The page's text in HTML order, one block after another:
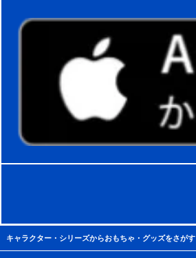
キャラクター・シリーズからおもちゃ・グッズをさがす